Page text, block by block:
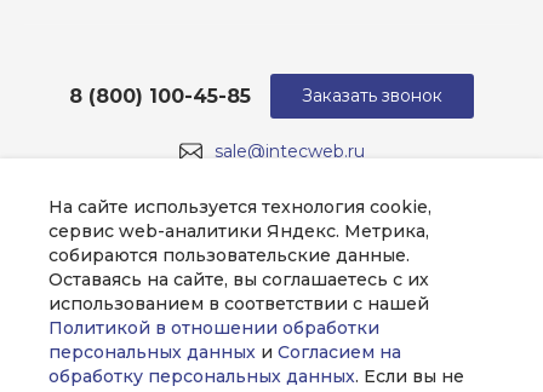
На сайте используется технология cookie,
сервис web-аналитики Яндекс. Метрика,
собираются пользовательские данные.
Оставаясь на сайте, вы соглашаетесь с их
использованием в соответствии с нашей
Политикой в отношении обработки
персональных данных и Согласием на
обработку персональных данных. Если вы не
sale@intecweb.ru
8 (800) 100-45-85
г. Москва, ул. Люсиновская, д. 39
Заказать звонок